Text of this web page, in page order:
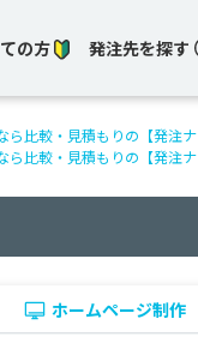
の方 発注先を探す
比較・見積もりの【発注ナ
比較・見積もりの【発注ナ
ホームページ制作